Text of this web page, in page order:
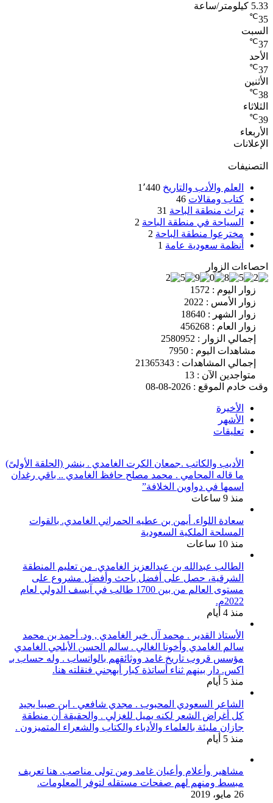
5.33 كيلومتر/ساعة
35
℃
السبت
37
℃
الأحد
37
℃
الأثنين
38
℃
الثلاثاء
39
℃
الأربعاء
الإعلانات
التصنيفات
العلم والأدب والتاريخ 1٬440
كتاب ومقالات 46
تراث منطقة الباحة 31
السياحة في منطقة الباحة 2
مخترعوا منطقة الباحة 2
أنظمة سعودية عامة 1
احصاءات الزوار
زوار اليوم : 1572
زوار الأمس : 2022
زوار الشهر : 18640
زوار العام : 456268
إجمالي الزوار : 2580952
مشاهدات اليوم : 7950
إجمالي المشاهدات : 21365343
متواجدين الآن : 13
وقت خادم الموقع : 2026-08-08
الأخيرة
الأشهر
تعليقات
الأديب والكاتب .جمعان الكرت الغامدي . ينشر (الحلقة الأولىً)
ما قاله المحامي . محمد مصلح حافظ الغامدي .. باقي رغدان
اسمها في دواوين الخلافة”
منذ 9 ساعات
سعادة اللواء. أيمن بن عطيه الحمراني الغامدي. بالقوات
المسلحة الملكية السعودية
منذ 10 ساعات
الطالب عبدالله بن عبدالعزيز الغامدي. من تعليم المنطقة
الشرقية، حصل على أفضل باحث وأفضل مشروع على
مستوى العالم من بين 1700 طالب في آيسف الدولي لعام
2022م.
منذ 4 أيام
الأستاذ القدير . محمد آل خير الغامدي , ود. أحمد بن محمد
سالم الغامدي وأخونا الغالي . سالم الحسن الأبلجي الغامدي
مؤسس قروب تاريخ غامد ووثائقهم بالواتساب . وله حساب بـ
اكس. دار بينهم ثناء أساتذة كبار أبهجني فنقلته هنا.
منذ 5 أيام
الشاعر السعودي المحبوب . مجدي شافعي . ابن صبيا يجيد
كل أغراض الشعر لكنه يميل للغزلي . والحقيقة أن منطقة
جازان مليئة بالعلماء والأدباء والكتاب والشعراء المتميزون .
منذ 5 أيام
مشاهير وأعلام وأعيان غامد ومن تولى مناصب. هنا تعريف
مبسط ومنهم لهم صفحات مستقله لتوفر المعلومات.
26 مايو، 2019